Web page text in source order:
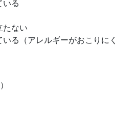
いる
たない
る（アレルギーがおこりにく